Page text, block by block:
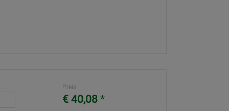
Preis
€ 40,08 *